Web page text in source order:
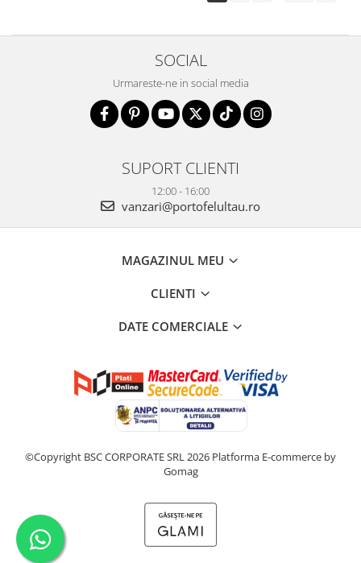
SOCIAL
Urmareste-ne in social media
SUPORT CLIENTI
12:00 - 16:00
vanzari@portofelultau.ro
MAGAZINUL MEU
CLIENTI
DATE COMERCIALE
©Copyright BSC CORPORATE SRL 2026 Platforma E-commerce by
Gomag